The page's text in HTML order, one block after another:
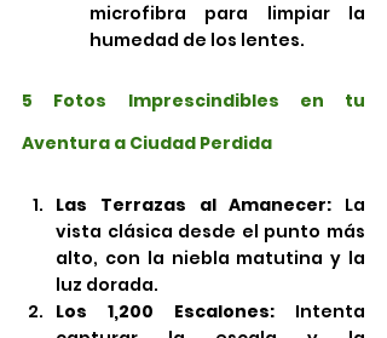
microfibra para limpiar la
humedad de los lentes.
5 Fotos Imprescindibles en tu
Aventura a Ciudad Perdida
Las Terrazas al Amanecer: La
vista clásica desde el punto más
alto, con la niebla matutina y la
luz dorada.
Los 1,200 Escalones: Intenta